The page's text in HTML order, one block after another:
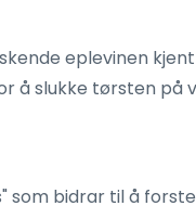
eplevinen
å slukke tørsten
bidrar til å